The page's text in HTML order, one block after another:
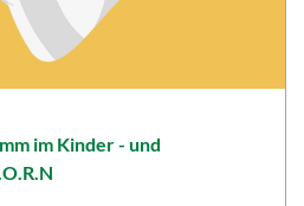
im Kinder - und